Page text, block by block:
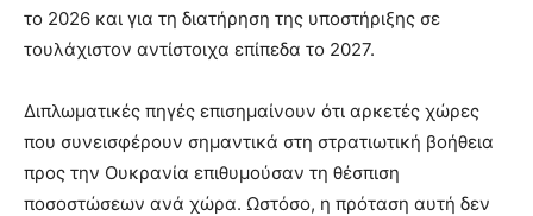
το 2026 και για τη διατήρηση της υποστήριξης σε
τουλάχιστον αντίστοιχα επίπεδα το 2027.
Διπλωματικές πηγές επισημαίνουν ότι αρκετές χώρες
που συνεισφέρουν σημαντικά στη στρατιωτική βοήθεια
προς την Ουκρανία επιθυμούσαν τη θέσπιση
ποσοστώσεων ανά χώρα. Ωστόσο, η πρόταση αυτή δεν